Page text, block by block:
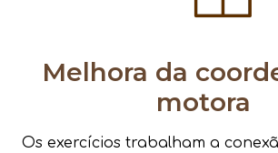
Melhora da
motora
Os exercícios trabalham a